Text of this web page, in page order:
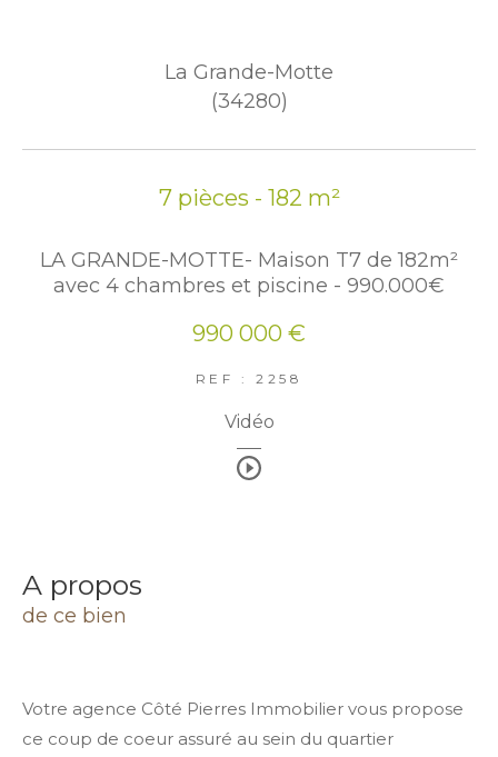
La Grande-Motte
(34280)
7 pièces - 182 m²
LA GRANDE-MOTTE- Maison T7 de 182m²
avec 4 chambres et piscine - 990.000€
990 000 €
REF : 2258
Vidéo
a propos
de ce bien
Votre agence Côté Pierres Immobilier vous propose
ce coup de coeur assuré au sein du quartier